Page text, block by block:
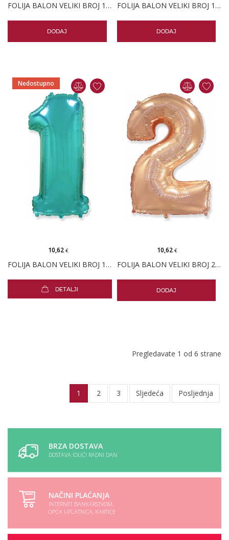
FOLIJA BALON VELIKI BROJ 1 PLAVI
DODAJ
FOLIJA BALON VELIKI BROJ 1 FUKSIJA
DODAJ
Nedostupno
FOLIJA BALON VELIKI BROJ 1 TIRKIZNI
10,62 €
DETALJI
FOLIJA BALON VELIKI BROJ 2 ROSE GOLD
10,62€
DODAJ
Pregledavate 1 od 6 strane
1 2 3 Sljedeća Posljednja
BRZA DOSTAVA
DOSTAVA IDUĆI RADNI DAN
NAČINI PLAĆANJA
INTERNET BANKARSTVOM,
OPĆA UPLATNICA, KARTICE